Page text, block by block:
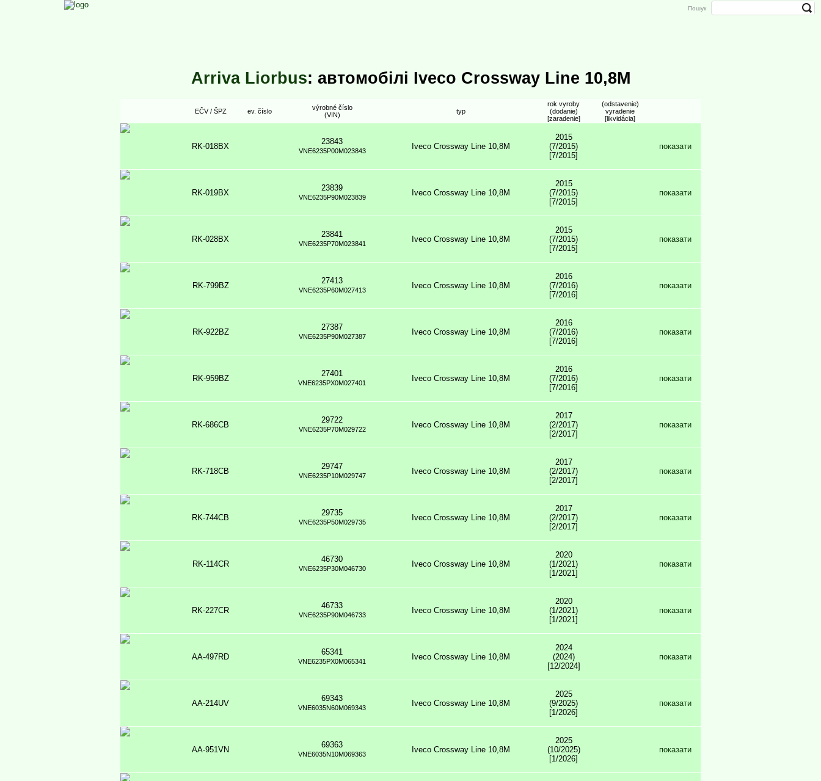
Arriva Liorbus: автомобілі Iveco Crossway Line 10,8M
EČV / ŠPZ ev. číslo
výrobné číslo
(VIN)
typ
rok vyroby
(dodanie)
[zaradenie]
(odstavenie)
vyradenie
[likvidácia]
RK-018BX
23843
VNE6235P00M023843 Iveco Crossway Line 10,8M
2015
(7/2015)
[7/2015]
показати
RK-019BX
23839
VNE6235P90M023839 Iveco Crossway Line 10,8M
2015
(7/2015)
[7/2015]
показати
RK-028BX
23841
VNE6235P70M023841 Iveco Crossway Line 10,8M
2015
(7/2015)
[7/2015]
показати
RK-799BZ
27413
VNE6235P60M027413 Iveco Crossway Line 10,8M
2016
(7/2016)
[7/2016]
показати
RK-922BZ
27387
VNE6235P90M027387 Iveco Crossway Line 10,8M
2016
(7/2016)
[7/2016]
показати
RK-959BZ
27401
VNE6235PX0M027401 Iveco Crossway Line 10,8M
2016
(7/2016)
[7/2016]
показати
RK-686CB
29722
VNE6235P70M029722 Iveco Crossway Line 10,8M
2017
(2/2017)
[2/2017]
показати
RK-718CB
29747
VNE6235P10M029747 Iveco Crossway Line 10,8M
2017
(2/2017)
[2/2017]
показати
RK-744CB
29735
VNE6235P50M029735 Iveco Crossway Line 10,8M
2017
(2/2017)
[2/2017]
показати
RK-114CR
46730
VNE6235P30M046730 Iveco Crossway Line 10,8M
2020
(1/2021)
[1/2021]
показати
RK-227CR
46733
VNE6235P90M046733 Iveco Crossway Line 10,8M
2020
(1/2021)
[1/2021]
показати
AA-497RD
65341
VNE6235PX0M065341 Iveco Crossway Line 10,8M
2024
(2024)
[12/2024]
показати
AA-214UV
69343
VNE6035N60M069343 Iveco Crossway Line 10,8M
2025
(9/2025)
[1/2026]
показати
AA-951VN
69363
VNE6035N10M069363 Iveco Crossway Line 10,8M
2025
(10/2025)
[1/2026]
показати
Пошук